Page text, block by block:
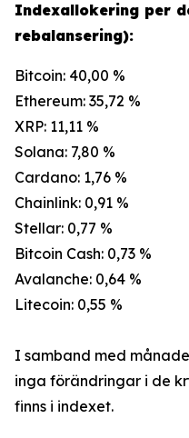
Indexallokering per
rebalansering):
Bitcoin: 40,00 %
Ethereum: 35,72 %
XRP: 11,11 %
Solana: 7,80 %
Cardano: 1,76 %
Chainlink: 0,91 %
Stellar: 0,77 %
Bitcoin Cash: 0,73 %
Avalanche: 0,64 %
Litecoin: 0,55 %
I samband med
inga förändringar i de
finns i indexet.